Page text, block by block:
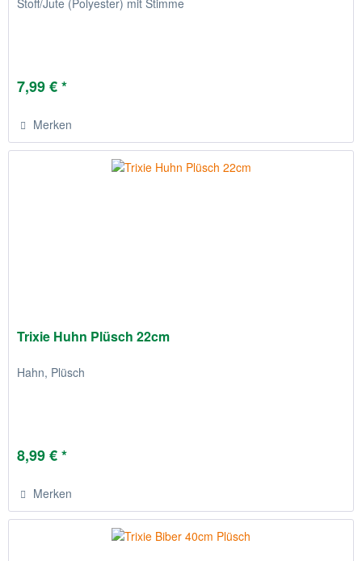
Stoff/Jute (Polyester) mit Stimme
7,99 € *
Merken
Trixie Huhn Plüsch 22cm
Hahn, Plüsch
8,99 € *
Merken